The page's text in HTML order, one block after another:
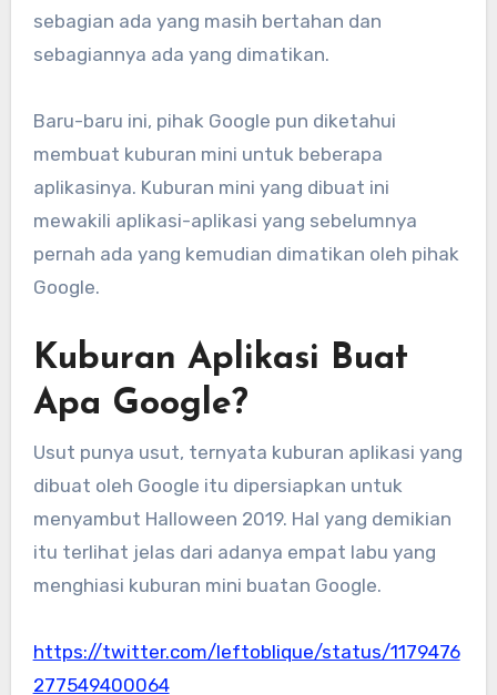
sebagian ada yang masih bertahan dan
sebagiannya ada yang dimatikan.
Baru-baru ini, pihak Google pun diketahui
membuat kuburan mini untuk beberapa
aplikasinya. Kuburan mini yang dibuat ini
mewakili aplikasi-aplikasi yang sebelumnya
pernah ada yang kemudian dimatikan oleh pihak
Google.
Kuburan Aplikasi Buat
Apa Google?
Usut punya usut, ternyata kuburan aplikasi yang
dibuat oleh Google itu dipersiapkan untuk
menyambut Halloween 2019. Hal yang demikian
itu terlihat jelas dari adanya empat labu yang
menghiasi kuburan mini buatan Google.
https://twitter.com/leftoblique/status/1179476
277549400064